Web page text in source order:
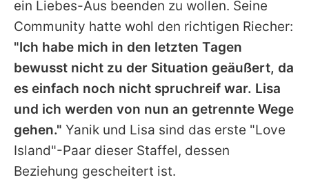
ein Liebes-Aus beenden zu wollen. Seine
Community hatte wohl den richtigen Riecher:
"Ich habe mich in den letzten Tagen
bewusst nicht zu der Situation geäußert, da
es einfach noch nicht spruchreif war. Lisa
und ich werden von nun an getrennte Wege
gehen." Yanik und Lisa sind das erste "Love
Island"-Paar dieser Staffel, dessen
Beziehung gescheitert ist.